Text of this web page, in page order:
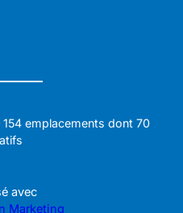
emplacements dont 70
avec
Marketing